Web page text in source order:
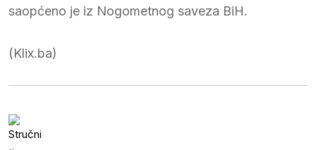
saopćeno je iz Nogometnog saveza BiH.
(Klix.ba)